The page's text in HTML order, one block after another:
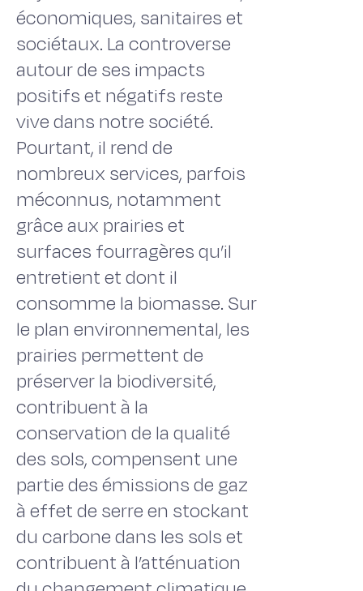
économiques, sanitaires et
sociétaux. La controverse
autour de ses impacts
positifs et négatifs reste
vive dans notre société.
Pourtant, il rend de
nombreux services, parfois
méconnus, notamment
grâce aux prairies et
surfaces fourragères qu’il
entretient et dont il
consomme la biomasse. Sur
le plan environnemental, les
prairies permettent de
préserver la biodiversité,
contribuent à la
conservation de la qualité
des sols, compensent une
partie des émissions de gaz
à effet de serre en stockant
du carbone dans les sols et
contribuent à l’atténuation